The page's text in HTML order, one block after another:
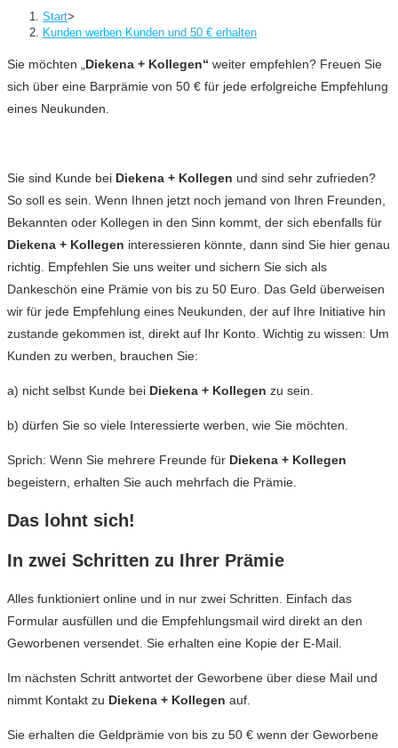
Start>
Kunden werben Kunden und 50 € erhalten
Sie möchten „ Diekena + Kollegen“ weiter empfehlen? Freuen Sie
sich über eine Barprämie von 50 € für jede erfolgreiche Empfehlung
eines Neukunden.
Sie sind Kunde bei Diekena + Kollegen und sind sehr zufrieden?
So soll es sein. Wenn Ihnen jetzt noch jemand von Ihren Freunden,
Bekannten oder Kollegen in den Sinn kommt, der sich ebenfalls für
Diekena + Kollegen interessieren könnte, dann sind Sie hier genau
richtig. Empfehlen Sie uns weiter und sichern Sie sich als
Dankeschön eine Prämie von bis zu 50 Euro. Das Geld überweisen
wir für jede Empfehlung eines Neukunden, der auf Ihre Initiative hin
zustande gekommen ist, direkt auf Ihr Konto. Wichtig zu wissen: Um
Kunden zu werben, brauchen Sie:
a) nicht selbst Kunde bei Diekena + Kollegen zu sein.
b) dürfen Sie so viele Interessierte werben, wie Sie möchten.
Sprich: Wenn Sie mehrere Freunde für Diekena + Kollegen
begeistern, erhalten Sie auch mehrfach die Prämie.
Das lohnt sich!
In zwei Schritten zu Ihrer Prämie
Alles funktioniert online und in nur zwei Schritten. Einfach das
Formular ausfüllen und die Empfehlungsmail wird direkt an den
Geworbenen versendet. Sie erhalten eine Kopie der E-Mail.
Im nächsten Schritt antwortet der Geworbene über diese Mail und
nimmt Kontakt zu Diekena + Kollegen auf.
Sie erhalten die Geldprämie von bis zu 50 € wenn der Geworbene